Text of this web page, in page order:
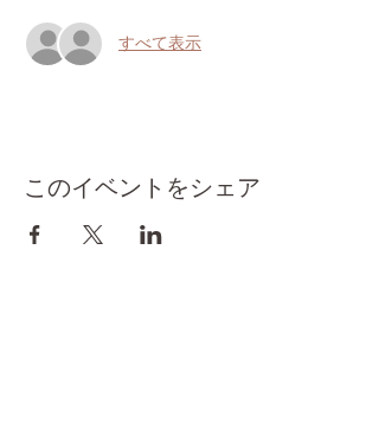
すべて表示
このイベントをシェア